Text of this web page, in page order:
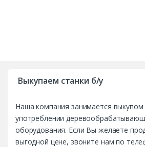
Выкупаем станки б/у
Наша компания занимается
употреблении
оборудования. Если Вы желаете
выгодной цене, звоните нам по